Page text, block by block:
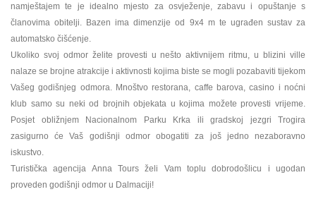
namještajem te je idealno mjesto za osvježenje, zabavu i opuštanje s
članovima obitelji. Bazen ima dimenzije od 9x4 m te ugrađen sustav za
automatsko čišćenje.
Ukoliko svoj odmor želite provesti u nešto aktivnijem ritmu, u blizini ville
nalaze se brojne atrakcije i aktivnosti kojima biste se mogli pozabaviti tijekom
Vašeg godišnjeg odmora. Mnoštvo restorana, caffe barova, casino i noćni
klub samo su neki od brojnih objekata u kojima možete provesti vrijeme.
Posjet obližnjem Nacionalnom Parku Krka ili gradskoj jezgri Trogira
zasigurno će Vaš godišnji odmor obogatiti za još jedno nezaboravno
iskustvo.
Turistička agencija Anna Tours želi Vam toplu dobrodošlicu i ugodan
proveden godišnji odmor u Dalmaciji!